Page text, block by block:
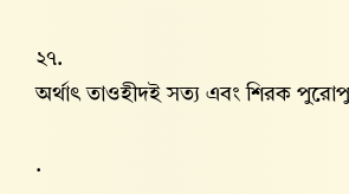
২৭.
অর্থাৎ তাওহীদই সত্য এবং শিরক
.